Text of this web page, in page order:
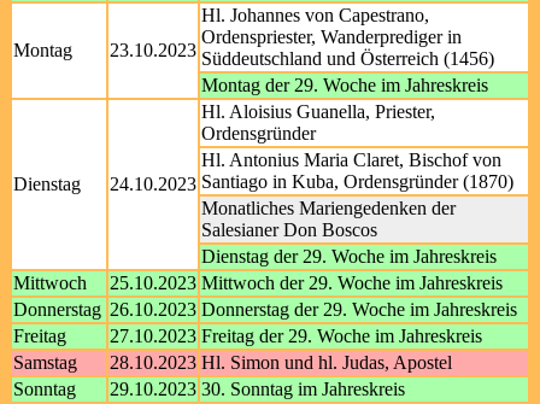
Montag 23.10.2023
Hl. Johannes von Capestrano,
Ordenspriester, Wanderprediger in
Süddeutschland und Österreich (1456)
Montag der 29. Woche im Jahreskreis
Dienstag 24.10.2023
Hl. Aloisius Guanella, Priester,
Ordensgründer
Hl. Antonius Maria Claret, Bischof von
Santiago in Kuba, Ordensgründer (1870)
Monatliches Mariengedenken der
Salesianer Don Boscos
Dienstag der 29. Woche im Jahreskreis
Mittwoch
25.10.2023 Mittwoch der 29. Woche im Jahreskreis
Donnerstag 26.10.2023 Donnerstag der 29. Woche im Jahreskreis
Freitag
27.10.2023 Freitag der 29. Woche im Jahreskreis
Samstag
28.10.2023 Hl. Simon und hl. Judas, Apostel
Sonntag
29.10.2023 30. Sonntag im Jahreskreis